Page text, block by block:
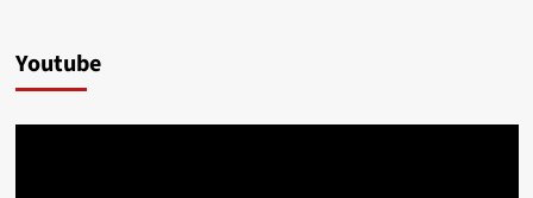
Youtube